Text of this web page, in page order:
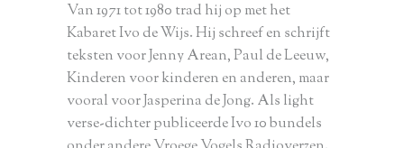
Van 1971 tot 1980 trad hij op met het
Kabaret Ivo de Wijs. Hij schreef en schrijft
teksten voor Jenny Arean, Paul de Leeuw,
Kinderen voor kinderen en anderen, maar
vooral voor Jasperina de Jong. Als light
verse-dichter publiceerde Ivo 10 bundels